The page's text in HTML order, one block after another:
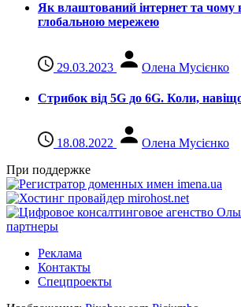
Як влаштований інтернет та чому
глобальною мережею
29.03.2023 Олена Мусієнко
Стрибок від 5G до 6G. Коли,
18.08.2022
Олена Мусієнко
При поддержке
Реклама
Контакты
Спецпроекты